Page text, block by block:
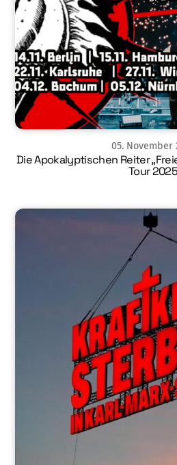
05. November
Die Apokalyptischen Reiter
Tour 2025